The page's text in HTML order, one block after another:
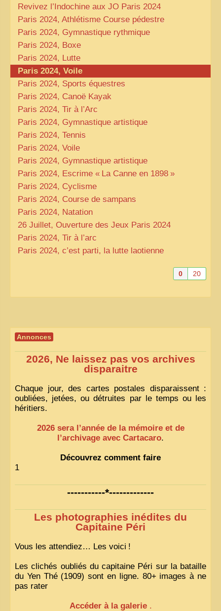
Revivez l’Indochine aux JO Paris 2024
Paris 2024, Athlétisme Course pédestre
Paris 2024, Gymnastique rythmique
Paris 2024, Boxe
Paris 2024, Lutte
Paris 2024, Voile
Paris 2024, Sports équestres
Paris 2024, Canoë Kayak
Paris 2024, Tir à l’Arc
Paris 2024, Gymnastique artistique
Paris 2024, Tennis
Paris 2024, Voile
Paris 2024, Gymnastique artistique
Paris 2024, Escrime « La Canne en 1898 »
Paris 2024, Cyclisme
Paris 2024, Course de sampans
Paris 2024, Natation
26 Juillet, Ouverture des Jeux Paris 2024
Paris 2024, Tir à l’arc
Paris 2024, c’est parti, la lutte laotienne
0 20
Annonces
2026, Ne laissez pas vos archives
disparaitre
Chaque jour, des cartes postales disparaissent :
oubliées, jetées, ou détruites par le temps ou les
héritiers.
2026 sera l’année de la mémoire et de
l’archivage avec Cartacaro.
Découvrez comment faire
1
-----------*-------------
Les photographies inédites du
Capitaine Péri
Vous les attendiez… Les voici !
Les clichés oubliés du capitaine Péri sur la bataille
du Yen Thé (1909) sont en ligne. 80+ images à ne
pas rater
Accéder à la galerie .